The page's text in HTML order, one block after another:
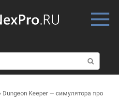
о
и
к
Dungeon Keeper — симулятора про